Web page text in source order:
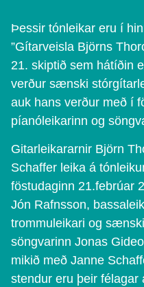
Þessir tónleikar eru í
”Gítarveisla Björns
21. skiptið sem hátíðin
verður sænski
auk hans verður með í
píanóleikarinn og
Gitarleikararnir Björn
Schaffer leika á
föstudaginn 21.febrúar
Jón Rafnsson,
trommuleikari og
söngvarinn Jonas
mikið með Janne
stendur eru þeir félagar